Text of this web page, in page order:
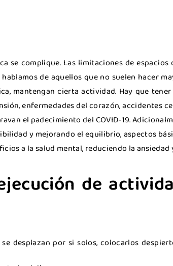
se complique. Las limitaciones de
de aquellos que no suelen hacer
mantengan cierta actividad. Hay que
enfermedades del corazón, accidentes
el padecimiento del COVID-19.
y mejorando el equilibrio, aspectos
a la salud mental, reduciendo la
de
desplazan por si solos, colocarlos